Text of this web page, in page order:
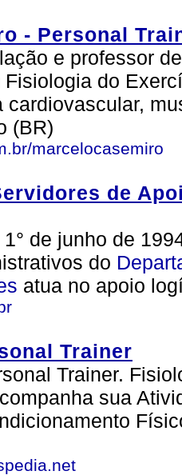
- Personal
e professor
do
cardiovascular,
(BR)
marcelocasemiro
de
de junho de
do
atua no apoio
Trainer
Trainer.
sua